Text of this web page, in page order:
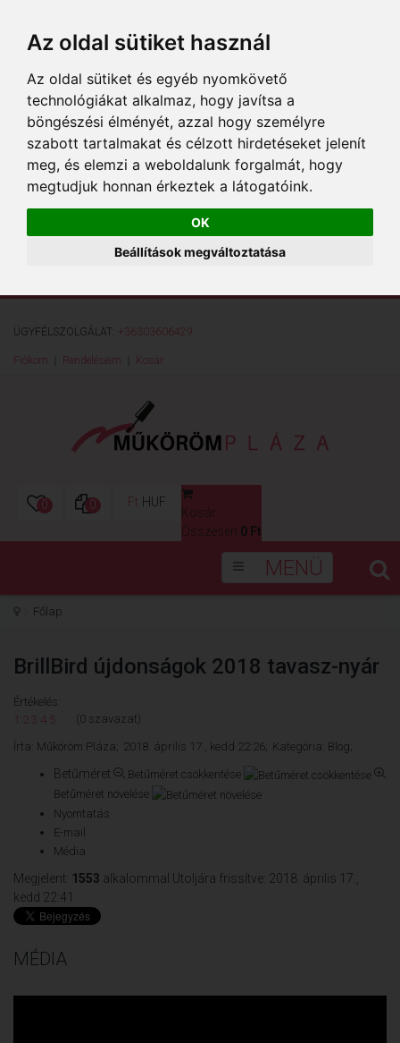
Az oldal sütiket használ
Az oldal sütiket és egyéb nyomkövető
technológiákat alkalmaz, hogy javítsa a
böngészési élményét, azzal hogy személyre
szabott tartalmakat és célzott hirdetéseket jelenít
meg, és elemzi a weboldalunk forgalmát, hogy
megtudjuk honnan érkeztek a látogatóink.
OK
Beállítások megváltoztatása
ÜGYFÉLSZOLGÁLAT: +36303606429
Fiókom Rendeléseim Kosár
0 0 Ft HUF
Kosár
Összesen: 0 Ft
MENÜ
Főlap
BrillBird újdonságok 2018 tavasz-nyár
Értékelés:
1 2 3 4 5 (0 szavazat)
Írta: Műköröm Pláza; 2018. április 17., kedd 22:26; Kategória: Blog;
Betűméret
Betűméret csökkentése
Betűméret növelése
Nyomtatás
E-mail
Média
Megjelent: 1553 alkalommal Utoljára frissítve: 2018. április 17.,
kedd 22:41
MÉDIA